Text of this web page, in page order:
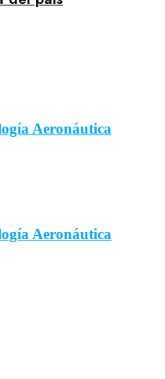
Aeronáutica
Aeronáutica